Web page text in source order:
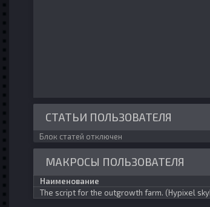
СТАТЬИ ПОЛЬЗОВАТЕЛЯ
Блок статей отключен
МАКРОСЫ ПОЛЬЗОВАТЕЛЯ
Наименование
The script for the outgrowth farm. (Hypixel